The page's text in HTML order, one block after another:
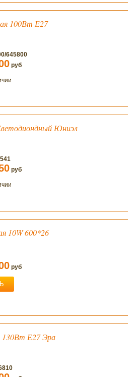
100Вт Е27
645800
руб
Юниэл
руб
10W 600*26
руб
130Вт Е27 Эра